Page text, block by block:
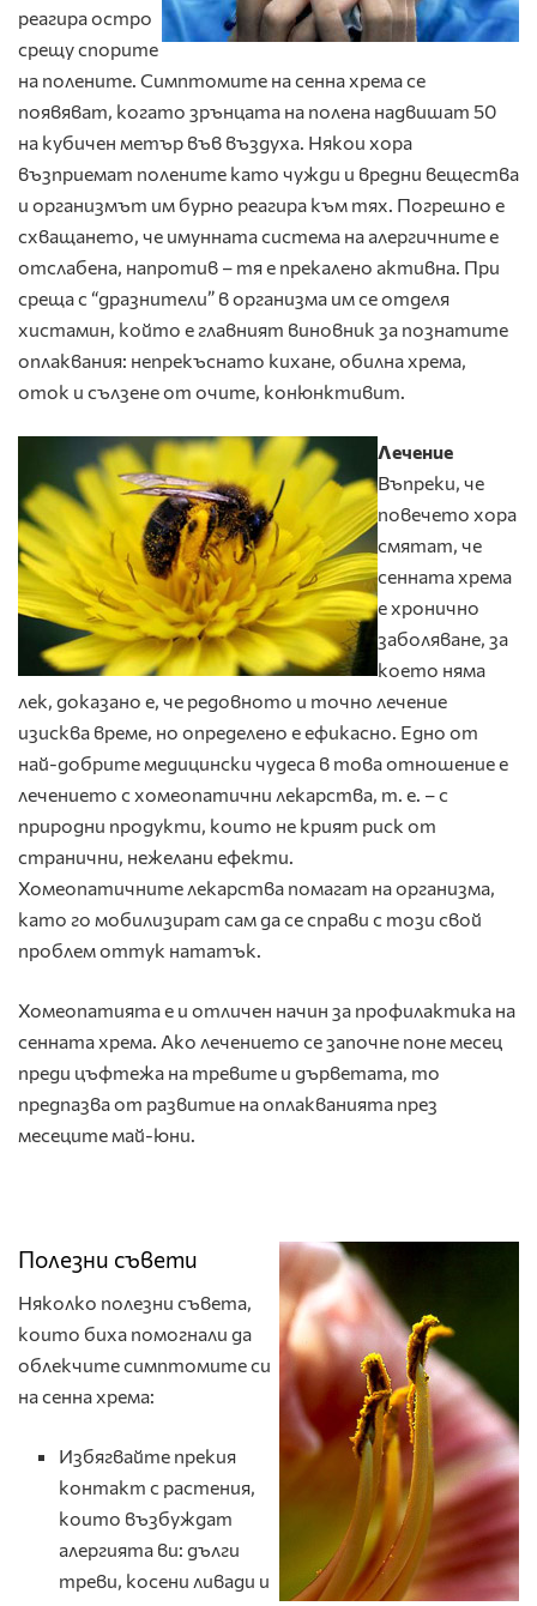
реагира остро
срещу спорите
на полените. Симптомите на сенна хрема се
появяват, когато зрънцата на полена надвишат 50
на кубичен метър във въздуха. Някои хора
възприемат полените като чужди и вредни вещества
и организмът им бурно реагира към тях. Погрешно е
схващането, че имунната система на алергичните е
отслабена, напротив – тя е прекалено активна. При
среща с “дразнители” в организма им се отделя
хистамин, който е главният виновник за познатите
оплаквания: непрекъснато кихане, обилна хрема,
оток и сълзене от очите, конюнктивит.
Лечение
Въпреки, че
повечето хора
смятат, че
сенната хрема
е хронично
заболяване, за
което няма
лек, доказано е, че редовното и точно лечение
изисква време, но определено е ефикасно. Едно от
най-добрите медицински чудеса в това отношение е
лечението с хомеопатични лекарства, т. е. – с
природни продукти, които не крият риск от
странични, нежелани ефекти.
Хомеопатичните лекарства помагат на организма,
като го мобилизират сам да се справи с този свой
проблем оттук нататък.
Хомеопатията е и отличен начин за профилактика на
сенната хрема. Ако лечението се започне поне месец
преди цъфтежа на тревите и дърветата, то
предпазва от развитие на оплакванията през
месеците май-юни.
Полезни съвети
Няколко полезни съвета,
които биха помогнали да
облекчите симптомите си
на сенна хрема:
Избягвайте прекия
контакт с растения,
които възбуждат
алергията ви: дълги
треви, косени ливади и